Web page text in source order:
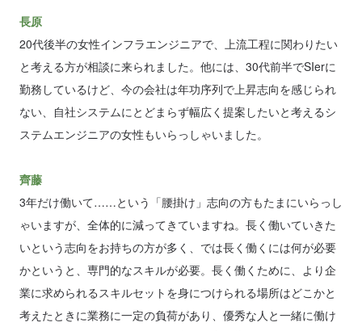
長原
20代後半の女性インフラエンジニアで、上流工程に関わりたい
と考える方が相談に来られました。他には、30代前半でSIerに
勤務しているけど、今の会社は年功序列で上昇志向を感じられ
ない、自社システムにとどまらず幅広く提案したいと考えるシ
ステムエンジニアの女性もいらっしゃいました。
齊藤
3年だけ働いて……という「腰掛け」志向の方もたまにいらっし
ゃいますが、全体的に減ってきていますね。長く働いていきた
いという志向をお持ちの方が多く、では長く働くには何が必要
かというと、専門的なスキルが必要。長く働くために、より企
業に求められるスキルセットを身につけられる場所はどこかと
考えたときに業務に一定の負荷があり、優秀な人と一緒に働け